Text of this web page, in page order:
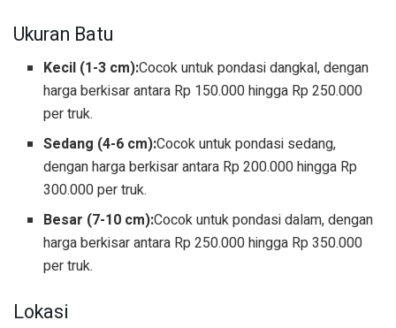
Ukuran Batu
Kecil (1-3 cm):Cocok untuk pondasi dangkal, dengan
harga berkisar antara Rp 150.000 hingga Rp 250.000
per truk.
Sedang (4-6 cm):Cocok untuk pondasi sedang,
dengan harga berkisar antara Rp 200.000 hingga Rp
300.000 per truk.
Besar (7-10 cm):Cocok untuk pondasi dalam, dengan
harga berkisar antara Rp 250.000 hingga Rp 350.000
per truk.
Lokasi